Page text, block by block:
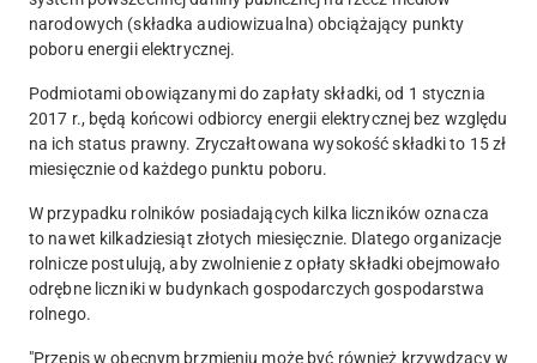
narodowych (składka audiowizualna) obciążający punkty
poboru energii elektrycznej.
Podmiotami obowiązanymi do zapłaty składki, od 1 stycznia
2017 r., będą końcowi odbiorcy energii elektrycznej bez względu
na ich status prawny. Zryczałtowana wysokość składki to 15 zł
miesięcznie od każdego punktu poboru.
W przypadku rolników posiadających kilka liczników oznacza
to nawet kilkadziesiąt złotych miesięcznie. Dlatego organizacje
rolnicze postulują, aby zwolnienie z opłaty składki obejmowało
odrębne liczniki w budynkach gospodarczych gospodarstwa
rolnego.
"Przepis w obecnym brzmieniu może być również krzywdzący w